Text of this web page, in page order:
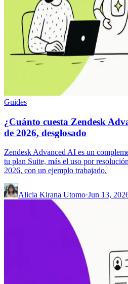
Guides
¿Cuánto cuesta Zendesk
de 2026, desglosado
Zendesk Advanced AI es un
tu plan Suite, más el uso por
2026, con un ejemplo trabajado.
Alicia Kirana Utomo·Jun 13,